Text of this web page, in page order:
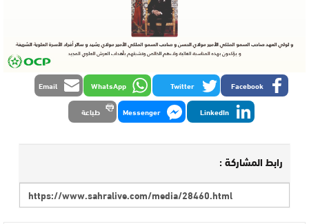
Facebook
Twitter
WhatsApp
Email
LinkedIn
Messenger طباعة
رابط المشاركة :